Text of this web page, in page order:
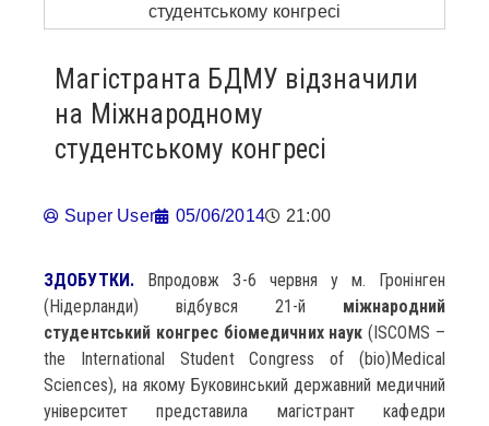
Магістранта БДМУ відзначили
на Міжнародному
студентському конгресі
Super User 05/06/2014 21:00
ЗДОБУТКИ.Впродовж 3-6 червня у м. Гронінген
(Нідерланди) відбувся 21-й міжнародний
студентський конгрес біомедичних наук (ISCOMS –
the International Student Congress of (bio)Medical
Sciences), на якому Буковинський державний медичний
університет представила магістрант кафедри